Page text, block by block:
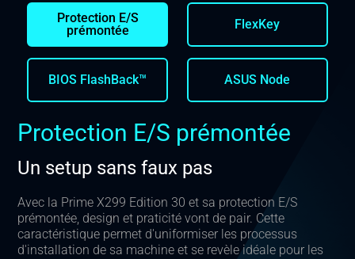
Protection E/S
prémontée
FlexKey
BIOS FlashBack™ ASUS Node
Protection E/S prémontée
Un setup sans faux pas
Avec la Prime X299 Edition 30 et sa protection E/S
prémontée, design et praticité vont de pair. Cette
caractéristique permet d'uniformiser les processus
d'installation de sa machine et se revèle idéale pour les